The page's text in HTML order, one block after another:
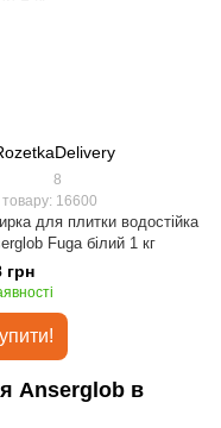
8
товару: 16600
для плитки водостійка
Fuga білий 1 кг
грн
Anserglob в